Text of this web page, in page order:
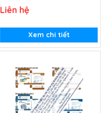
Liên hệ
Xem chi tiết